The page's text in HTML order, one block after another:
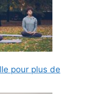
pour plus de